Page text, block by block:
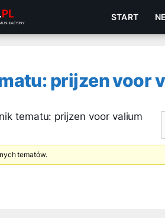
START
prijzen voor
tematu: prijzen voor valium
tematów.